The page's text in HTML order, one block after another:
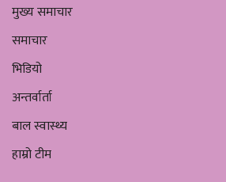
मुख्य समाचार
समाचार
भिडियो
अन्तर्वार्ता
बाल स्वास्थ्य
हाम्रो टीम